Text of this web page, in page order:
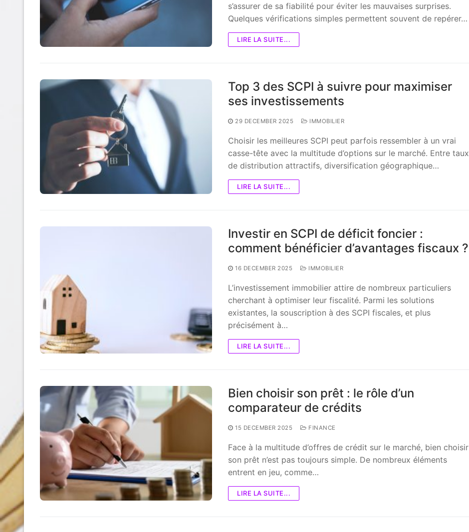
s’assurer de sa fiabilité pour éviter les mauvaises surprises.
Quelques vérifications simples permettent souvent de repérer…
LIRE LA SUITE...
Top 3 des SCPI à suivre pour maximiser
ses investissements
29 DECEMBER 2025 IMMOBILIER
Choisir les meilleures SCPI peut parfois ressembler à un vrai
casse-tête avec la multitude d’options sur le marché. Entre taux
de distribution attractifs, diversification géographique…
LIRE LA SUITE...
Investir en SCPI de déficit foncier :
comment bénéficier d’avantages fiscaux ?
16 DECEMBER 2025 IMMOBILIER
L’investissement immobilier attire de nombreux particuliers
cherchant à optimiser leur fiscalité. Parmi les solutions
existantes, la souscription à des SCPI fiscales, et plus
précisément à…
LIRE LA SUITE...
Bien choisir son prêt : le rôle d’un
comparateur de crédits
15 DECEMBER 2025 FINANCE
Face à la multitude d’offres de crédit sur le marché, bien choisir
son prêt n’est pas toujours simple. De nombreux éléments
entrent en jeu, comme…
LIRE LA SUITE...